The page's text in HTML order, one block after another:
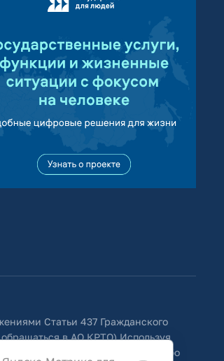
Статьи 437 Гражданского
в АО КРТО).Используя
исправлять, дополнять, либо